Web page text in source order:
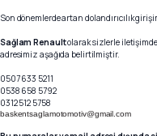
Son dönemlerde artan dolandırıcılık
Sağlam Renaultolarak sizlerle
adresimiz aşağıda belirtilmiştir.
0507 633 5211
0538 658 5792
0312 512 5758
baskentsaglamotomotiv@gmail.com